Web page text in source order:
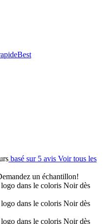
Best
basé sur 5 avis Voir tous les
un échantillon!